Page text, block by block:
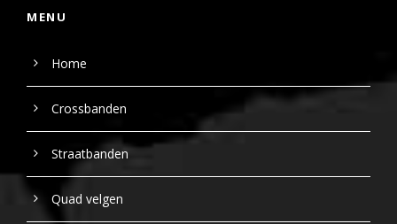
MENU
Home
Crossbanden
Straatbanden
Quad velgen